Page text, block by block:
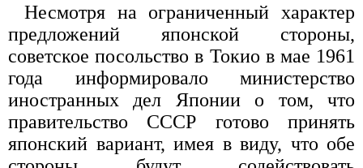
Несмотря на ограниченный характер
предложений японской стороны,
советское посольство в Токио в мае 1961
года информировало министерство
иностранных дел Японии о том, что
правительство СССР готово принять
японский вариант, имея в виду, что обе